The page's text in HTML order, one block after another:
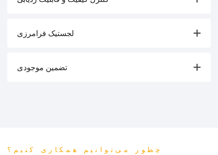
لجستیک فرامرزی
تضمین موجودی
چطور می‌توانیم همکاری کنیم؟